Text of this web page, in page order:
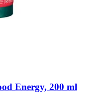
Energy, 200 ml